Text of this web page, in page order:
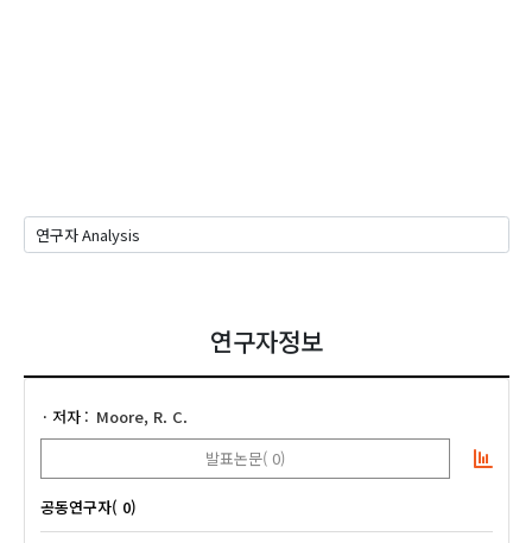
연구자정보
저자
Moore, R. C.
발표논문( 0)
공동연구자( 0)